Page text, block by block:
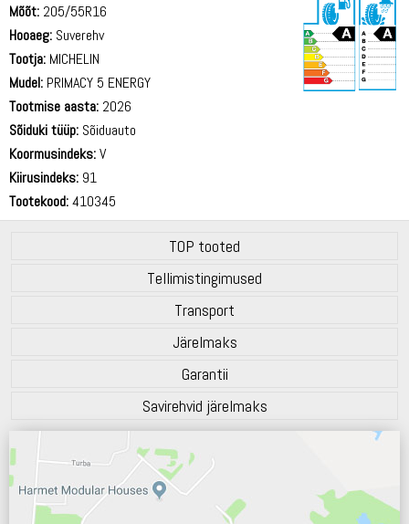
Mõõt: 205/55R16
Hooaeg: Suverehv
Tootja: MICHELIN
Mudel: PRIMACY 5 ENERGY
Tootmise aasta: 2026
Sõiduki tüüp: Sõiduauto
Koormusindeks:V
Kiirusindeks: 91
Tootekood:410345
TOP tooted
Tellimistingimused
Transport
Järelmaks
Garantii
Savirehvid järelmaks